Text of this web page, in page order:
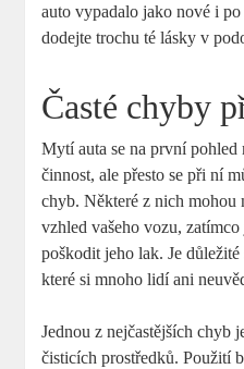
auto vypadalo jako nové i
dodejte trochu té lásky v
Časté chyby
Mytí auta se na první pohled
činnost, ale přesto se při ní
chyb. Některé z nich mohou
vzhled vašeho vozu,
poškodit jeho lak. Je
které si mnoho lidí ani
Jednou z nejčastějších chyb
čisticích prostředků. Použití